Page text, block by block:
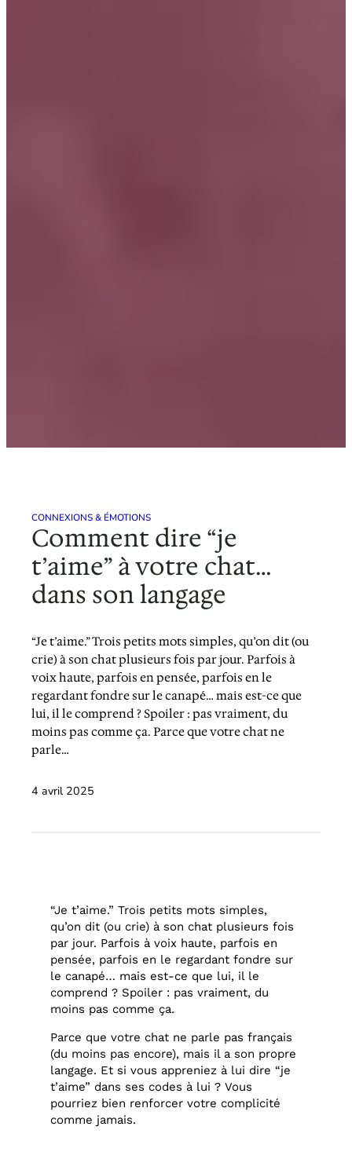
CONNEXIONS & ÉMOTIONS
Comment dire “je
t’aime” à votre chat…
dans son langage
“Je t’aime.” Trois petits mots simples, qu’on dit (ou
crie) à son chat plusieurs fois par jour. Parfois à
voix haute, parfois en pensée, parfois en le
regardant fondre sur le canapé… mais est-ce que
lui, il le comprend ? Spoiler : pas vraiment, du
moins pas comme ça. Parce que votre chat ne
parle…
4 avril 2025
“Je t’aime.” Trois petits mots simples,
qu’on dit (ou crie) à son chat plusieurs fois
par jour. Parfois à voix haute, parfois en
pensée, parfois en le regardant fondre sur
le canapé… mais est-ce que lui, il le
comprend ? Spoiler : pas vraiment, du
moins pas comme ça.
Parce que votre chat ne parle pas français
(du moins pas encore), mais il a son propre
langage. Et si vous appreniez à lui dire “je
t’aime” dans ses codes à lui ? Vous
pourriez bien renforcer votre complicité
comme jamais.